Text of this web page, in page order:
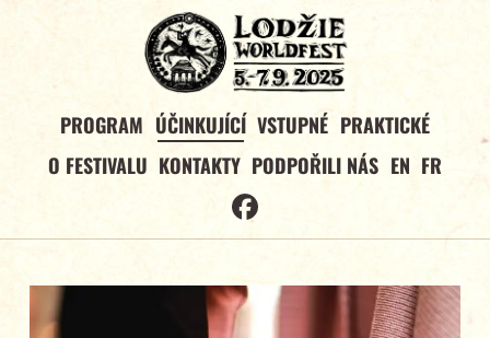
PROGRAM ÚČINKUJÍCÍ VSTUPNÉ PRAKTICKÉ
O FESTIVALU KONTAKTY PODPOŘILI NÁS EN FR